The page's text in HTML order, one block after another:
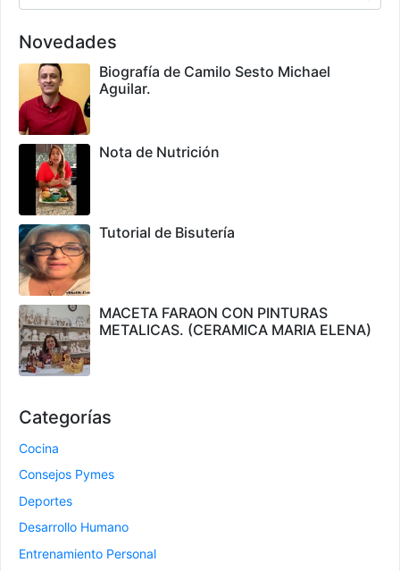
Novedades
Biografía de Camilo Sesto Michael
Aguilar.
Nota de Nutrición
Tutorial de Bisutería
MACETA FARAON CON PINTURAS
METALICAS. (CERAMICA MARIA ELENA)
Categorías
Cocina
Consejos Pymes
Deportes
Desarrollo Humano
Entrenamiento Personal